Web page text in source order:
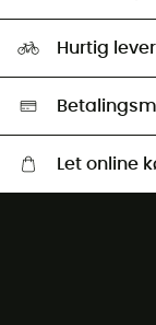
Our ambassadors
Second hand
HardGreen Udvalg
Hurtig
Let online